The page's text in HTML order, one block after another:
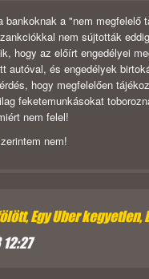
bankoknak a "nem
nem sújtották
hogy az előírt engedélyei
autóval, és engedélyek
hogy megfelelően
feketemunkásokat
nem felel!
nem!
Egy Uber